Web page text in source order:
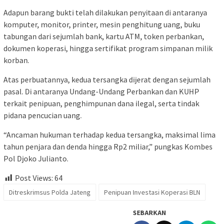
Adapun barang bukti telah dilakukan penyitaan di antaranya
komputer, monitor, printer, mesin penghitung uang, buku
tabungan dari sejumlah bank, kartu ATM, token perbankan,
dokumen koperasi, hingga sertifikat program simpanan milik
korban.
Atas perbuatannya, kedua tersangka dijerat dengan sejumlah
pasal. Di antaranya Undang-Undang Perbankan dan KUHP
terkait penipuan, penghimpunan dana ilegal, serta tindak
pidana pencucian uang.
“Ancaman hukuman terhadap kedua tersangka, maksimal lima
tahun penjara dan denda hingga Rp2 miliar,” pungkas Kombes
Pol Djoko Julianto.
Post Views: 64
Ditreskrimsus Polda Jateng Penipuan Investasi Koperasi BLN
SEBARKAN